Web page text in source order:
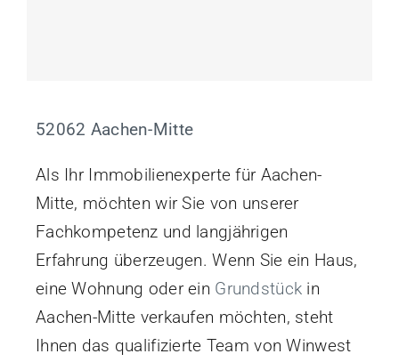
52062 Aachen-Mitte
Als Ihr Immobilienexperte für Aachen-
Mitte, möchten wir Sie von unserer
Fachkompetenz und langjährigen
Erfahrung überzeugen. Wenn Sie ein Haus,
eine Wohnung oder ein Grundstück in
Aachen-Mitte verkaufen möchten, steht
Ihnen das qualifizierte Team von Winwest